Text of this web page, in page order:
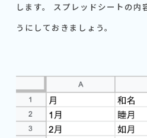
します。 スプレッドシートの内
うにしておきましょう。